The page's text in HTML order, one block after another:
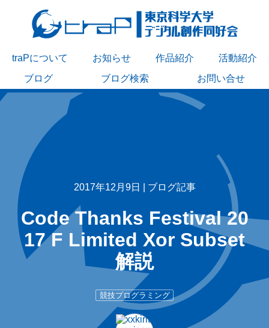
traPについて お知らせ 作品紹介
活動紹介
ブログ
ブログ検索 お問い合せ
2017年12月9日 | ブログ記事
Code Thanks Festival 20
17 F Limited Xor Subset
解説
競技プログラミング